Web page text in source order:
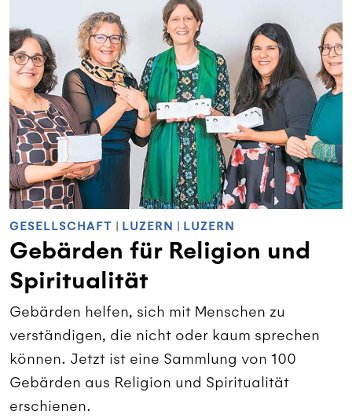
GESELLSCHAFT | LUZERN | LUZERN
Gebärden für Religion und
Spiritualität
Gebärden helfen, sich mit Menschen zu
verständigen, die nicht oder kaum sprechen
können. Jetzt ist eine Sammlung von 100
Gebärden aus Religion und Spiritualität
erschienen.